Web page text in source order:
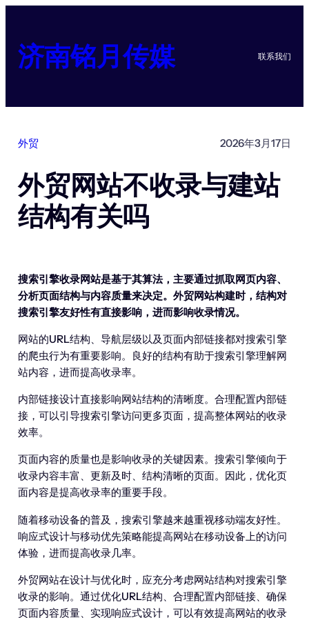
济南铭月传媒 联系我们
外贸 2026年3月17日
外贸网站不收录与建站
结构有关吗
搜索引擎收录网站是基于其算法，主要通过抓取网页内容、
分析页面结构与内容质量来决定。外贸网站构建时，结构对
搜索引擎友好性有直接影响，进而影响收录情况。
网站的URL结构、导航层级以及页面内部链接都对搜索引擎
的爬虫行为有重要影响。良好的结构有助于搜索引擎理解网
站内容，进而提高收录率。
内部链接设计直接影响网站结构的清晰度。合理配置内部链
接，可以引导搜索引擎访问更多页面，提高整体网站的收录
效率。
页面内容的质量也是影响收录的关键因素。搜索引擎倾向于
收录内容丰富、更新及时、结构清晰的页面。因此，优化页
面内容是提高收录率的重要手段。
随着移动设备的普及，搜索引擎越来越重视移动端友好性。
响应式设计与移动优先策略能提高网站在移动设备上的访问
体验，进而提高收录几率。
外贸网站在设计与优化时，应充分考虑网站结构对搜索引擎
收录的影响。通过优化URL结构、合理配置内部链接、确保
页面内容质量、实现响应式设计，可以有效提高网站的收录